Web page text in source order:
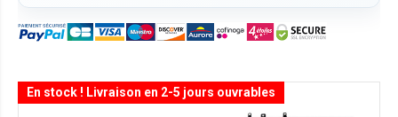
En stock ! Livraison en 2-5 jours ouvrables